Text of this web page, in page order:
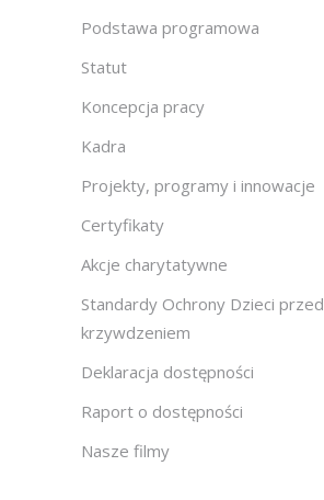
Podstawa programowa
Statut
Koncepcja pracy
Kadra
Projekty, programy i innowacje
Certyfikaty
Akcje charytatywne
Standardy Ochrony Dzieci przed
krzywdzeniem
Deklaracja dostępności
Raport o dostępności
Nasze filmy